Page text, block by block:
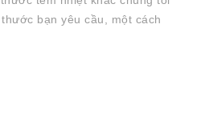
bạn yêu cầu, một cách